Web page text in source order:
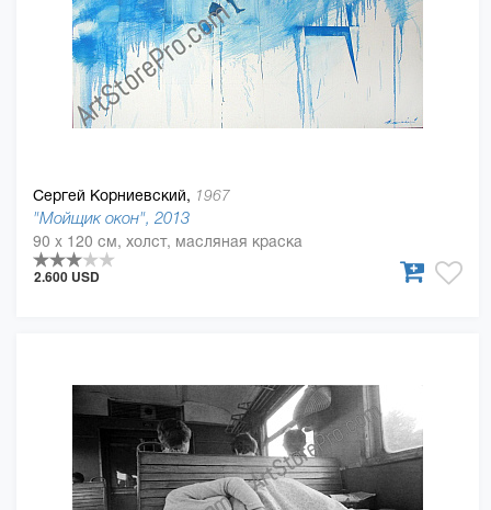
Сергей Корниевский, 1967
"Мойщик окон", 2013
90 x 120 см, холст, масляная краска
2.600 USD